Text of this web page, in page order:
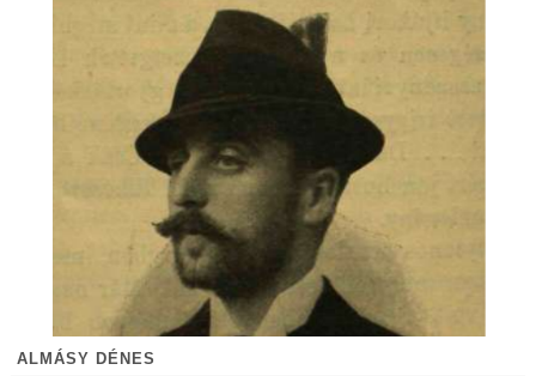
ALMÁSY DÉNES